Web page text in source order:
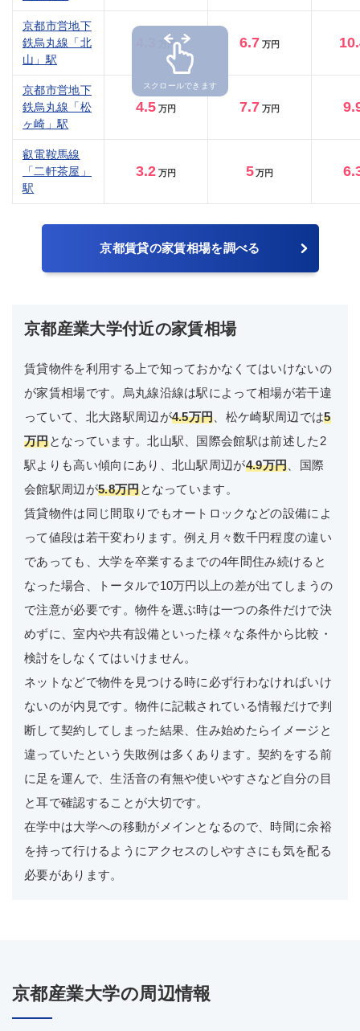
京都市営地下
鉄烏丸線「北
山」駅
万円 6.7 万円
京都市営地下
鉄烏丸線「松
ヶ崎」駅
4.5 万円 7.7 万円
叡電鞍馬線
「二軒茶屋」
駅
3.2 万円 5万円
スクロールできます
京都賃貸の家賃相場を調べる
京都産業大学付近の家賃相場
賃貸物件を利用する上で知っておかなくてはいけないの
が家賃相場です。烏丸線沿線は駅によって相場が若干違
っていて、北大路駅周辺が4.5万円 、松ケ崎駅周辺では5
万円となっています。北山駅、国際会館駅は前述した2
駅よりも高い傾向にあり、北山駅周辺が4.9万円 、国際
会館駅周辺が5.8万円となっています。
賃貸物件は同じ間取りでもオートロックなどの設備によ
って値段は若干変わります。例え月々数千円程度の違い
であっても、大学を卒業するまでの4年間住み続けると
なった場合、トータルで10万円以上の差が出てしまうの
で注意が必要です。物件を選ぶ時は一つの条件だけで決
めずに、室内や共有設備といった様々な条件から比較・
検討をしなくてはいけません。
ネットなどで物件を見つける時に必ず行わなければいけ
ないのが内見です。物件に記載されている情報だけで判
断して契約してしまった結果、住み始めたらイメージと
違っていたという失敗例は多くあります。契約をする前
に足を運んで、生活音の有無や使いやすさなど自分の目
と耳で確認することが大切です。
在学中は大学への移動がメインとなるので、時間に余裕
を持って行けるようにアクセスのしやすさにも気を配る
必要があります。
京都産業大学の周辺情報